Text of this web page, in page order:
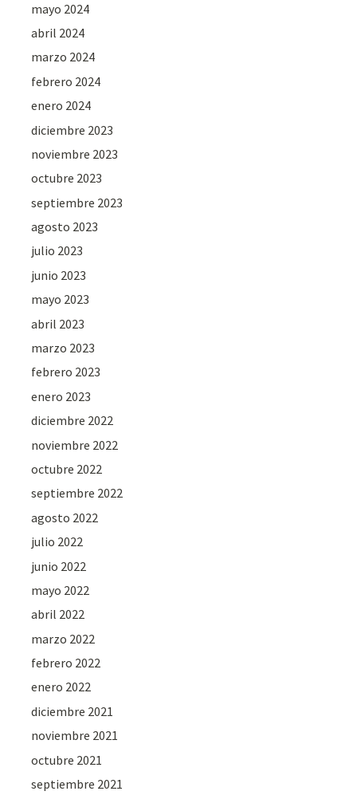
mayo 2024
abril 2024
marzo 2024
febrero 2024
enero 2024
diciembre 2023
noviembre 2023
octubre 2023
septiembre 2023
agosto 2023
julio 2023
junio 2023
mayo 2023
abril 2023
marzo 2023
febrero 2023
enero 2023
diciembre 2022
noviembre 2022
octubre 2022
septiembre 2022
agosto 2022
julio 2022
junio 2022
mayo 2022
abril 2022
marzo 2022
febrero 2022
enero 2022
diciembre 2021
noviembre 2021
octubre 2021
septiembre 2021